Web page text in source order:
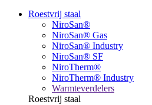
Roestvrij staal
NiroSan®
NiroSan® Gas
NiroSan® Industry
NiroSan® SF
NiroTherm®
NiroTherm® Industry
Warmteverdelers
Roestvrij staal